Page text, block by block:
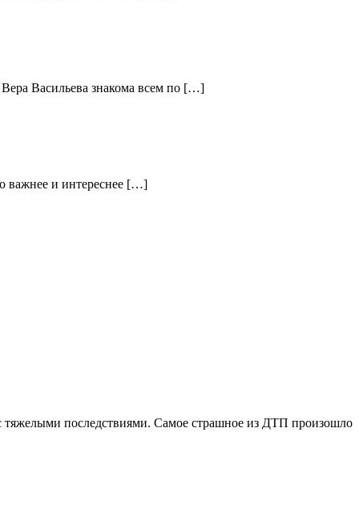
Васильева знакома всем по […]
важнее и интереснее […]
тяжелыми последствиями. Самое страшное из ДТП произошло